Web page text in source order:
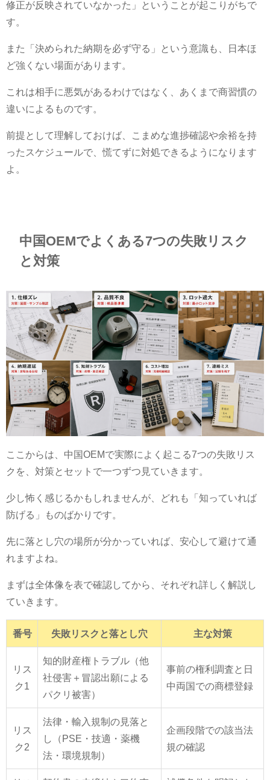
修正が反映されていなかった」ということが起こりがちで
す。
また「決められた納期を必ず守る」という意識も、日本ほ
ど強くない場面があります。
これは相手に悪気があるわけではなく、あくまで商習慣の
違いによるものです。
前提として理解しておけば、こまめな進捗確認や余裕を持
ったスケジュールで、慌てずに対処できるようになります
よ。
中国OEMでよくある7つの失敗リスク
と対策
ここからは、中国OEMで実際によく起こる7つの失敗リス
クを、対策とセットで一つずつ見ていきます。
少し怖く感じるかもしれませんが、どれも「知っていれば
防げる」ものばかりです。
先に落とし穴の場所が分かっていれば、安心して避けて通
れますよね。
まずは全体像を表で確認してから、それぞれ詳しく解説し
ていきます。
番号 失敗リスクと落とし穴 主な対策
リス
ク1
知的財産権トラブル（他
社侵害＋冒認出願による
パクリ被害）
事前の権利調査と日
中両国での商標登録
リス
ク2
法律・輸入規制の見落と
し（PSE・技適・薬機
法・環境規制）
企画段階での該当法
規の確認